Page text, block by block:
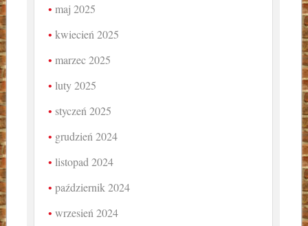
maj 2025
kwiecień 2025
marzec 2025
luty 2025
styczeń 2025
grudzień 2024
listopad 2024
październik 2024
wrzesień 2024